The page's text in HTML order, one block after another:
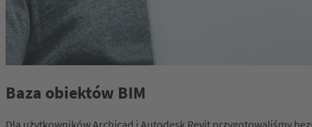
Baza obiektów BIM
Dla użytkowników Archicad i Autodesk Revit przygotowaliśmy